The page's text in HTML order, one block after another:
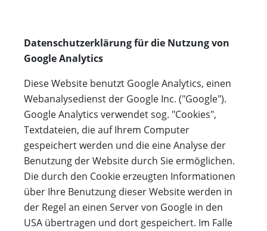
Datenschutzerklärung für die Nutzung von
Google Analytics
Diese Website benutzt Google Analytics, einen
Webanalysedienst der Google Inc. ("Google").
Google Analytics verwendet sog. "Cookies",
Textdateien, die auf Ihrem Computer
gespeichert werden und die eine Analyse der
Benutzung der Website durch Sie ermöglichen.
Die durch den Cookie erzeugten Informationen
über Ihre Benutzung dieser Website werden in
der Regel an einen Server von Google in den
USA übertragen und dort gespeichert. Im Falle